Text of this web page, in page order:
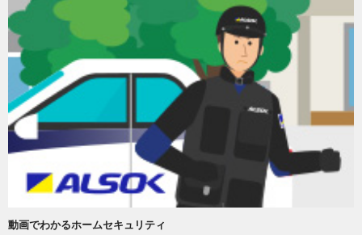
動画でわかるホームセキュリティ